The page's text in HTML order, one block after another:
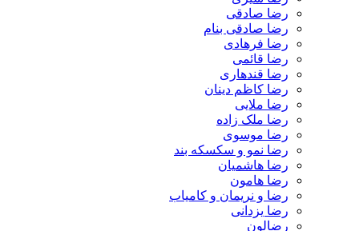
رضا صادقی
رضا صادقی بنام
رضا فرهادی
رضا قائمی
رضا قندهاری
رضا کاظم دینان
رضا ملایی
رضا ملک زاده
رضا موسوی
رضا نمو و سکسکه بند
رضا هاشمیان
رضا هامون
رضا و نریمان و کامیاب
رضا یزدانی
رضالون